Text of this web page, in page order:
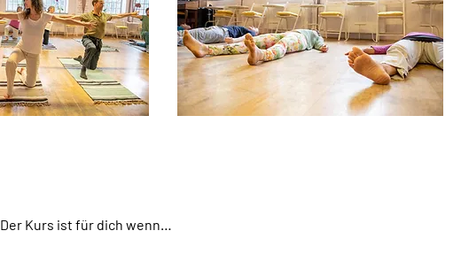
Der Kurs ist für dich wenn…